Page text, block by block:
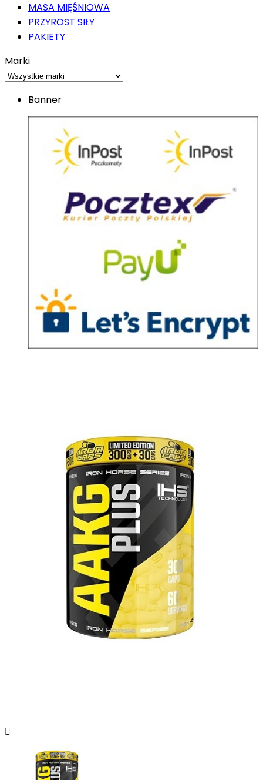
MASA MIĘŚNIOWA
PRZYROST SIŁY
PAKIETY
Marki
Banner
